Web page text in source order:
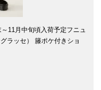
11月中旬頃入荷予定フニュ
ラッセ） 籐ポケ付きショ